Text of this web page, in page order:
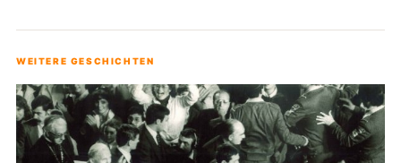
WEITERE GESCHICHTEN